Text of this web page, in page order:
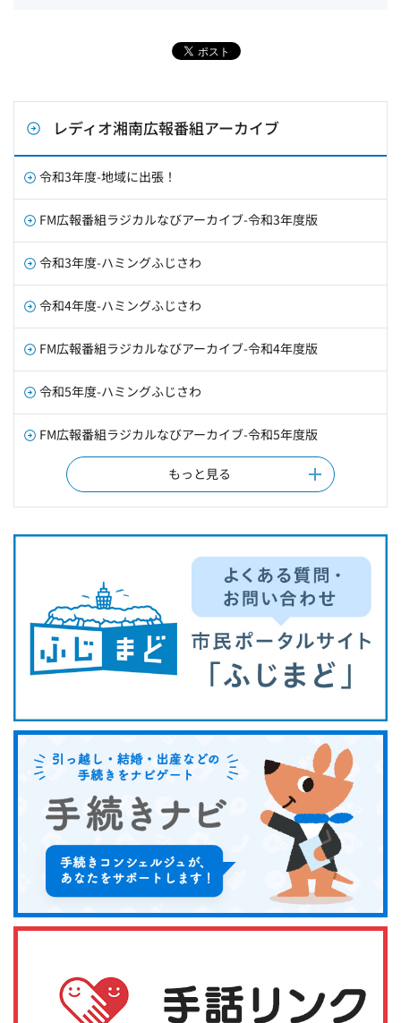
レディオ湘南広報番組アーカイブ
令和3年度-地域に出張！
FM広報番組ラジカルなびアーカイブ-令和3年度版
令和3年度-ハミングふじさわ
令和4年度-ハミングふじさわ
FM広報番組ラジカルなびアーカイブ-令和4年度版
令和5年度-ハミングふじさわ
FM広報番組ラジカルなびアーカイブ-令和5年度版
もっと見る